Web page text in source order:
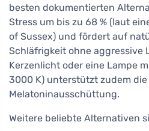
besten dokumentierten
Stress um bis zu 68 % (laut
of Sussex) und fördert auf
Schläfrigkeit ohne aggressive
Kerzenlicht oder eine Lampe
3000 K) unterstützt zudem
Melatoninausschüttung.
Weitere beliebte Alternativen